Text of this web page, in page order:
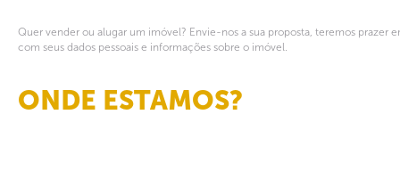
Quer vender ou alugar um imóvel? Envie-nos a sua proposta, teremos prazer
com seus dados pessoais e informações sobre o imóvel.
ONDE ESTAMOS?